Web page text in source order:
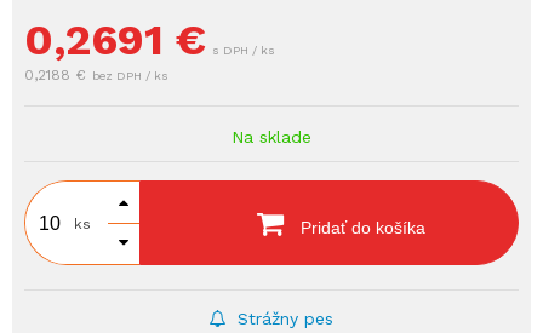
0,2691 € s DPH / ks
0,2188 € bez DPH / ks
Na sklade
ks Pridať do košíka
Strážny pes